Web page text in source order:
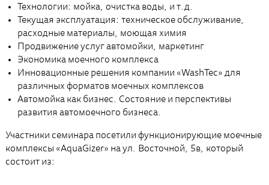
Технологии: мойка, очистка воды, и т.д.
Текущая эксплуатация: техническое обслуживание,
расходные материалы, моющая химия
Продвижение услуг автомойки, маркетинг
Экономика моечного комплекса
Инновационные решения компании «WashTec» для
различных форматов моечных комплексов
Автомойка как бизнес. Состояние и перспективы
развития автомоечного бизнеса.
Участники семинара посетили функционирующие моечные
комплексы «AquaGizer» на ул. Восточной, 5в, который
состоит из: